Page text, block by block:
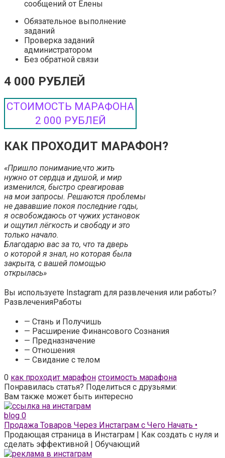
сообщений от Елены
Обязательное выполнение
заданий
Проверка заданий
администратором
Без обратной связи
4 000 РУБЛЕЙ
СТОИМОСТЬ МАРАФОНА
2 000 РУБЛЕЙ
КАК ПРОХОДИТ МАРАФОН?
«Пришло понимание,что жить
нужно от сердца и душой, и мир
изменился, быстро среагировав
на мои запросы. Решаются проблемы
не дававшие покоя последние годы,
я освобождаюсь от чужих установок
и ощутил лёгкость и свободу и это
только начало.
Благодарю вас за то, что та дверь
о которой я знал, но которая была
закрыта, с вашей помощью
открылась»
Вы используете Instagram для развлечения или работы?
РазвлеченияРаботы
— Стань и Получишь
— Расширение Финансового Сознания
— Предназначение
— Отношения
— Свидание с телом
0 как проходит марафон стоимость марафона
Понравилась статья? Поделиться с друзьями:
Вам также может быть интересно
blog 0
Продажа Товаров Через Инстаграм с Чего Начать •
Продающая страница в Инстаграм | Как создать с нуля и
сделать эффективной | Обучающий